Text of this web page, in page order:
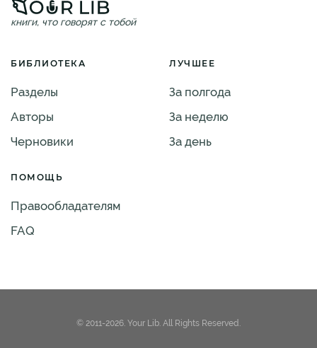
книги, что говорят с тобой
БИБЛИОТЕКА
Разделы
Авторы
Черновики
ЛУЧШЕЕ
За полгода
За неделю
За день
ПОМОЩЬ
Правообладателям
FAQ
© 2011-2026. Your Lib. All Rights Reserved.